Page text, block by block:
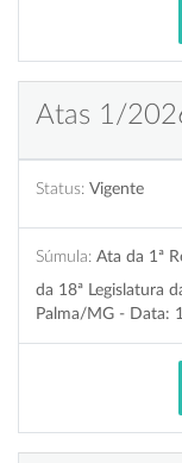
Atas 1/
Status: Vigente
Súmula: Ata da 1ª
da 18ª Legislatura
Palma/MG - Data: